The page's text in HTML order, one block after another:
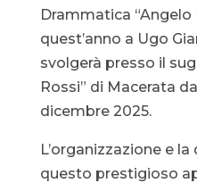
Drammatica “Angelo
quest’anno a Ugo
svolgerà presso il
Rossi” di Macerata
dicembre 2025.
L’organizzazione e
questo prestigioso